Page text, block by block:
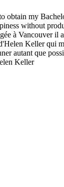
my
without
à Vancouver il
Keller qui
autant que
Keller